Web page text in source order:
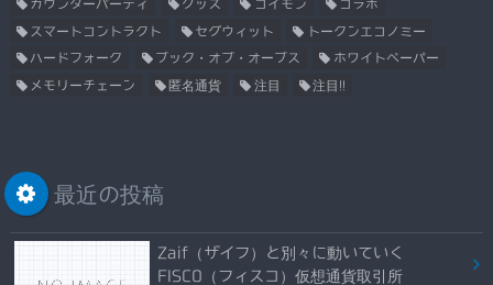
カウンターパーティ グッズ コイモン コラボ
スマートコントラクト セグウィット トークンエコノミー
ハードフォーク ブック・オブ・オーブス ホワイトペーパー
メモリーチェーン 匿名通貨 注目 注目!!
最近の投稿
Zaif（ザイフ）と別々に動いていく
FISCO（フィスコ）仮想通貨取引所